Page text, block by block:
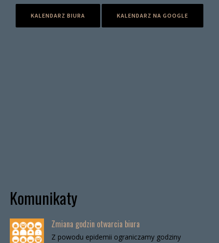
KALENDARZ BIURA KALENDARZ NA GOOGLE
Komunikaty
Zmiana godzin otwarcia biura
Z powodu epidemii ograniczamy godziny